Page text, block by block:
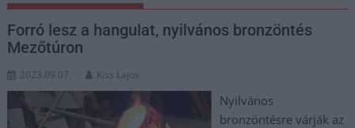
Forró lesz a hangulat, nyilvános bronzöntés
Mezőtúron
2023.09.07. Kiss Lajos
Nyilvános
bronzöntésre várják az